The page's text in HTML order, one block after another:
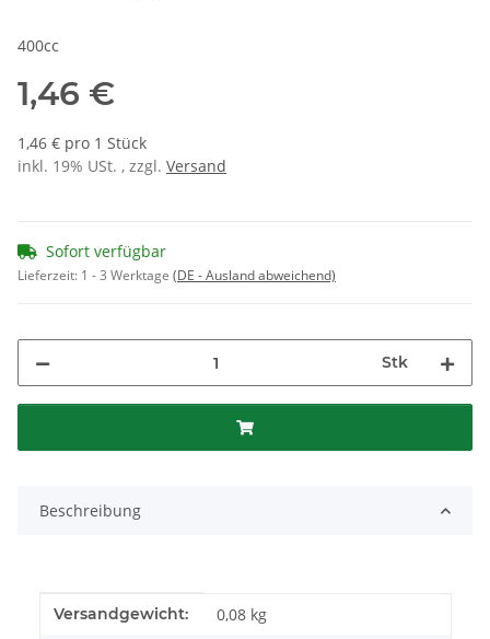
400cc
1,46 €
1,46 € pro 1 Stück
inkl. 19% USt. , zzgl. Versand
Sofort verfügbar
Lieferzeit: 1 - 3 Werktage (DE - Ausland abweichend)
Stk
Beschreibung
Produkteigenschaft
Wert
Versandgewicht: 0,08 kg